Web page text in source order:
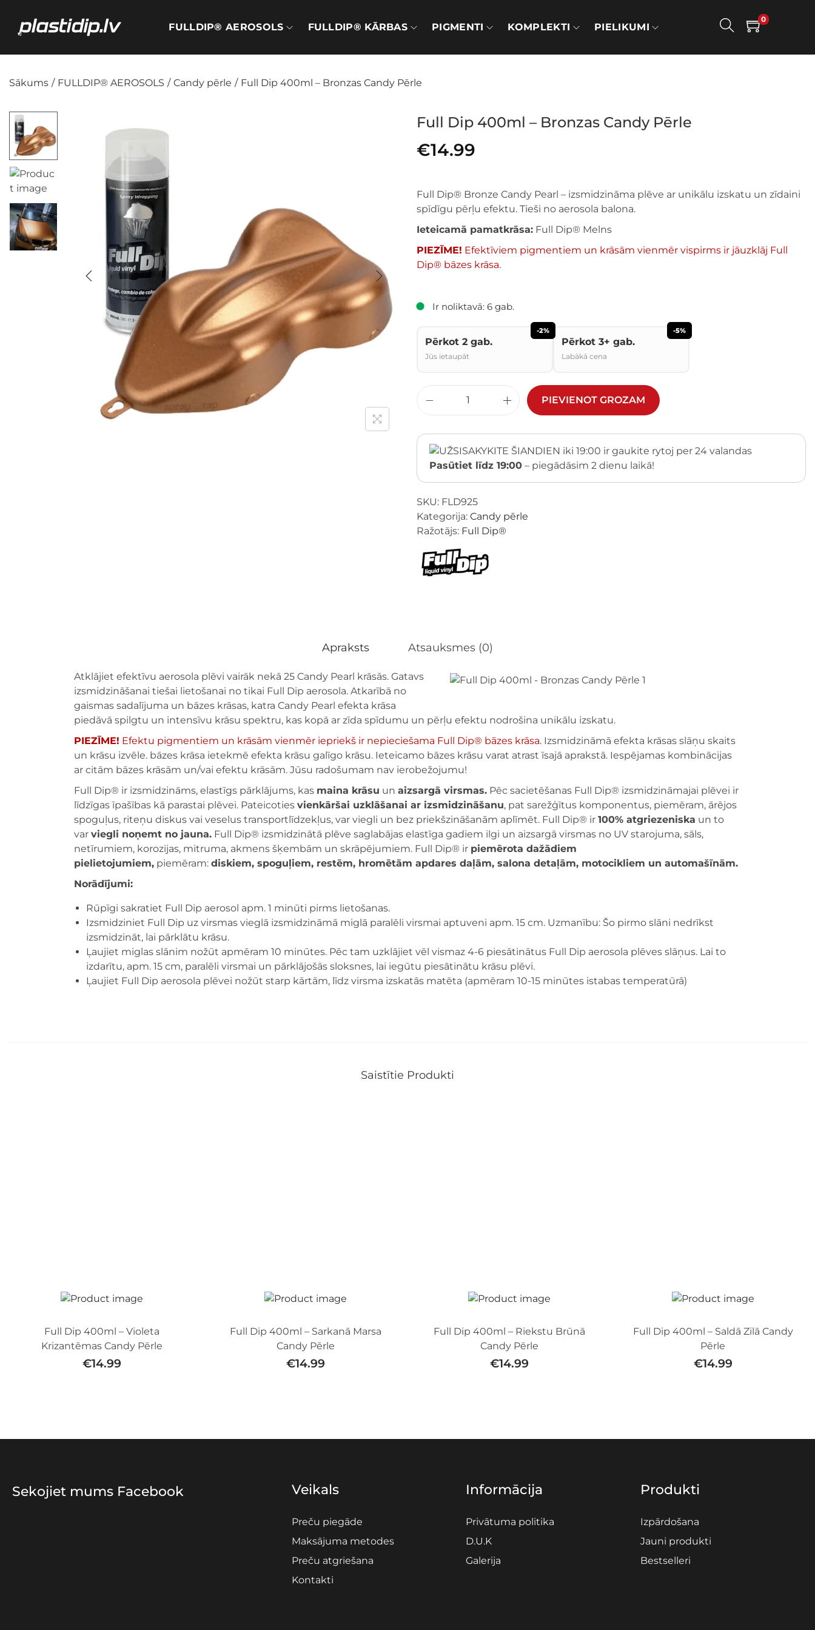
FULLDIP® AEROSOLS FULLDIP® KĀRBAS PIGMENTI KOMPLEKTI PIELIKUMI
0
Sākums / FULLDIP® AEROSOLS / Candy pērle / Full Dip 400ml – Bronzas Candy Pērle
Full Dip 400ml – Bronzas Candy Pērle
€14.99
Full Dip® Bronze Candy Pearl – izsmidzināma plēve ar unikālu izskatu un zīdaini
spīdīgu pērļu efektu. Tieši no aerosola balona.
Ieteicamā pamatkrāsa: Full Dip® Melns
PIEZĪME! Efektīviem pigmentiem un krāsām vienmēr vispirms ir jāuzklāj Full
Dip® bāzes krāsa.
Ir noliktavā: 6 gab.
-2%
Pērkot 2 gab.
Jūs ietaupāt
-5%
Pērkot 3+ gab.
Labākā cena
PIEVIENOT GROZAM
Pasūtiet līdz 19:00 – piegādāsim 2 dienu laikā!
SKU: FLD925
Kategorija: Candy pērle
Ražotājs: Full Dip®
Apraksts Atsauksmes (0)
Atklājiet efektīvu aerosola plēvi vairāk nekā 25 Candy Pearl krāsās. Gatavs
izsmidzināšanai tiešai lietošanai no tikai Full Dip aerosola. Atkarībā no
gaismas sadalījuma un bāzes krāsas, katra Candy Pearl efekta krāsa
piedāvā spilgtu un intensīvu krāsu spektru, kas kopā ar zīda spīdumu un pērļu efektu nodrošina unikālu izskatu.
PIEZĪME! Efektu pigmentiem un krāsām vienmēr iepriekš ir nepieciešama Full Dip® bāzes krāsa. Izsmidzināmā efekta krāsas slāņu skaits
un krāsu izvēle. bāzes krāsa ietekmē efekta krāsu galīgo krāsu. Ieteicamo bāzes krāsu varat atrast īsajā aprakstā. Iespējamas kombinācijas
ar citām bāzes krāsām un/vai efektu krāsām. Jūsu radošumam nav ierobežojumu!
Full Dip® ir izsmidzināms, elastīgs pārklājums, kas maina krāsu un aizsargā virsmas. Pēc sacietēšanas Full Dip® izsmidzināmajai plēvei ir
līdzīgas īpašības kā parastai plēvei. Pateicoties vienkāršai uzklāšanai ar izsmidzināšanu, pat sarežģītus komponentus, piemēram, ārējos
spoguļus, riteņu diskus vai veselus transportlīdzekļus, var viegli un bez priekšzināšanām aplīmēt. Full Dip® ir 100% atgriezeniska un to
var viegli noņemt no jauna. Full Dip® izsmidzinātā plēve saglabājas elastīga gadiem ilgi un aizsargā virsmas no UV starojuma, sāls,
netīrumiem, korozijas, mitruma, akmens šķembām un skrāpējumiem. Full Dip® ir piemērota dažādiem
pielietojumiem, piemēram: diskiem, spoguļiem, restēm, hromētām apdares daļām, salona detaļām, motocikliem un automašīnām.
Norādījumi:
Rūpīgi sakratiet Full Dip aerosol apm. 1 minūti pirms lietošanas.
Izsmidziniet Full Dip uz virsmas vieglā izsmidzināmā miglā paralēli virsmai aptuveni apm. 15 cm. Uzmanību: Šo pirmo slāni nedrīkst
izsmidzināt, lai pārklātu krāsu.
Ļaujiet miglas slānim nožūt apmēram 10 minūtes. Pēc tam uzklājiet vēl vismaz 4-6 piesātinātus Full Dip aerosola plēves slāņus. Lai to
izdarītu, apm. 15 cm, paralēli virsmai un pārklājošās sloksnes, lai iegūtu piesātinātu krāsu plēvi.
Ļaujiet Full Dip aerosola plēvei nožūt starp kārtām, līdz virsma izskatās matēta (apmēram 10-15 minūtes istabas temperatūrā)
Saistītie Produkti
Full Dip 400ml – Violeta
Krizantēmas Candy Pērle
€14.99
Full Dip 400ml – Sarkanā Marsa
Candy Pērle
€14.99
Full Dip 400ml – Riekstu Brūnā
Candy Pērle
€14.99
Full Dip 400ml – Saldā Zilā Candy
Pērle
€14.99
Sekojiet mums Facebook Veikals
Preču piegāde
Maksājuma metodes
Preču atgriešana
Kontakti
Informācija
Privātuma politika
D.U.K
Galerija
Produkti
Izpārdošana
Jauni produkti
Bestselleri